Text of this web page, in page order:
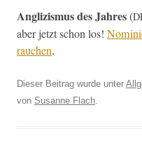
Anglizis­mus des Jahres(
aber jet­zt schon los!
rauchen.
Dieser Beitrag wurde unter
von Susanne Flach